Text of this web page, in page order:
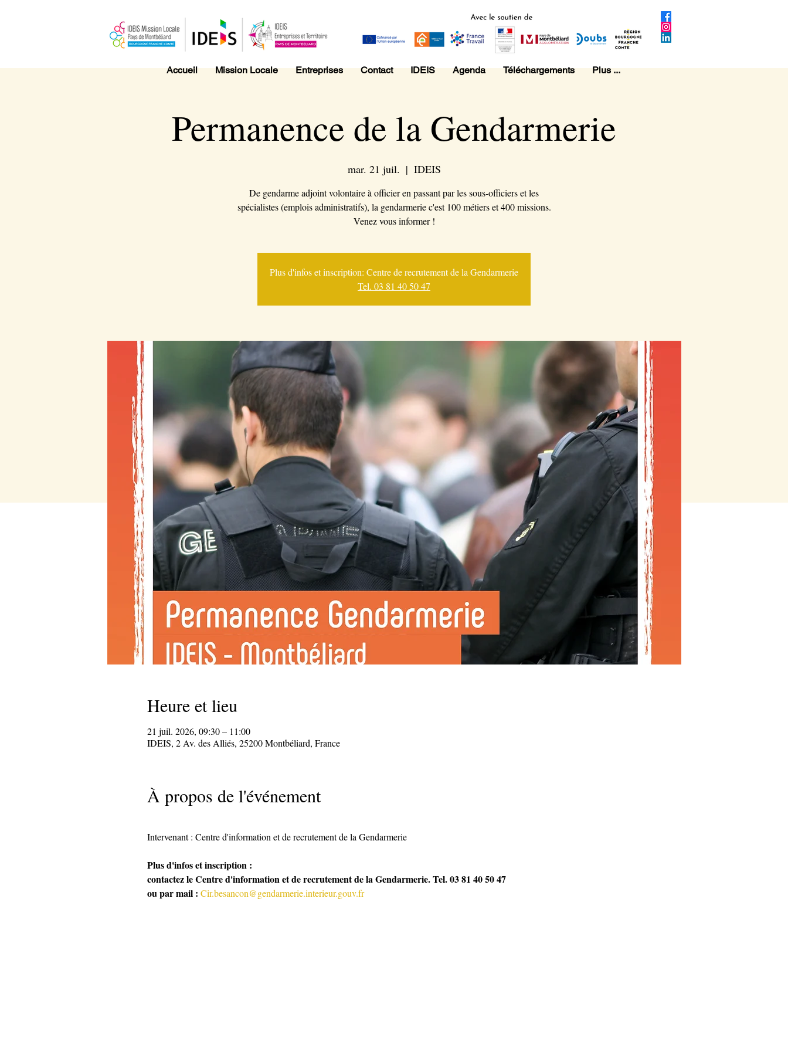
Permanence de la Gendarmerie
mar. 21 juil.
  |
IDEIS
De gendarme adjoint volontaire à officier en passant par les sous-officiers et les
spécialistes (emplois administratifs), la gendarmerie c'est 100 métiers et 400 missions.
Venez vous informer !
Plus d'infos et inscription: Centre de recrutement de la Gendarmerie
Tel. 03 81 40 50 47
Heure et lieu
21 juil. 2026, 09:30 – 11:00
IDEIS, 2 Av. des Alliés, 25200 Montbéliard, France
À propos de l'événement
Intervenant : Centre d'information et de recrutement de la Gendarmerie
Plus d'infos et inscription :
contactez le Centre d'information et de recrutement de la Gendarmerie. Tel. 03 81 40 50 47
ou par mail : Cir.besancon@gendarmerie.interieur.gouv.fr
Accueil Mission Locale Entreprises Contact IDEIS Agenda Téléchargements Plus ...